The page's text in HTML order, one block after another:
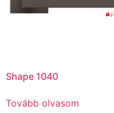
Shape 1040
Tovább olvasom